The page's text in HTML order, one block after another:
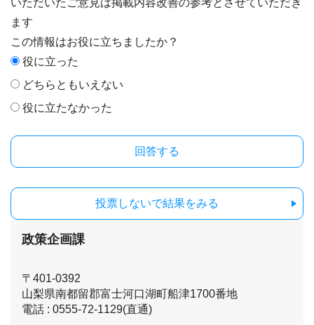
いただいたご意見は掲載内容改善の参考とさせていただき
ます
この情報はお役に立ちましたか？
役に立った
どちらともいえない
役に立たなかった
投票しないで結果をみる
政策企画課
〒401-0392
山梨県南都留郡富士河口湖町船津1700番地
電話 : 0555-72-1129(直通)